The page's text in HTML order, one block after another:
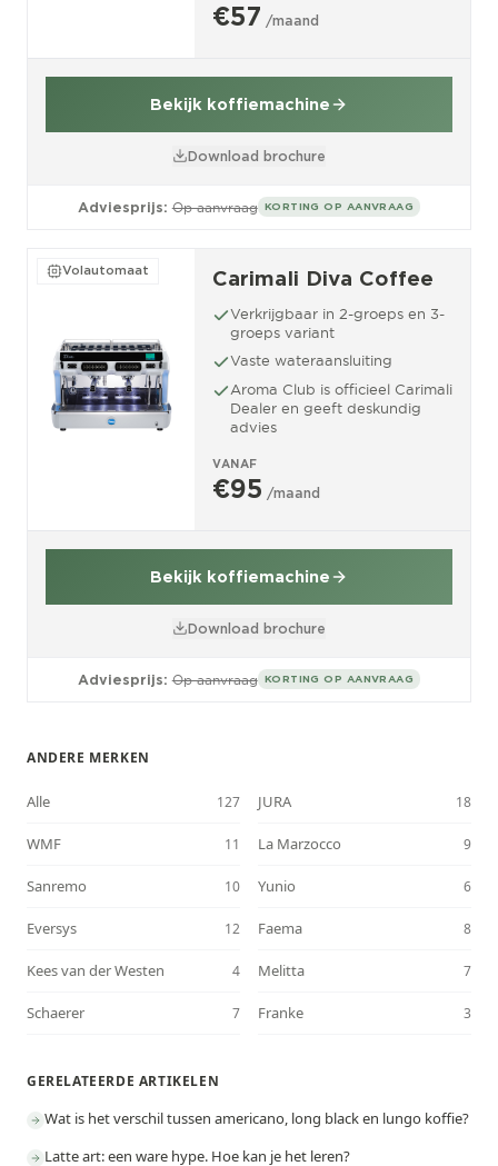
€57 /maand
Bekijk koffiemachine
Download brochure
Adviesprijs: Op aanvraag KORTING OP AANVRAAG
Volautomaat Carimali Diva Coffee
Verkrijgbaar in 2-groeps en 3-
groeps variant
Vaste wateraansluiting
Aroma Club is officieel Carimali
Dealer en geeft deskundig
advies
VANAF
€95 /maand
Bekijk koffiemachine
Download brochure
Adviesprijs: Op aanvraag KORTING OP AANVRAAG
ANDERE MERKEN
Alle 127 JURA 18
WMF 11 La Marzocco 9
Sanremo 10 Yunio 6
Eversys 12 Faema 8
Kees van der Westen 4 Melitta 7
Schaerer 7 Franke 3
GERELATEERDE ARTIKELEN
Wat is het verschil tussen americano, long black en lungo koffie?
Latte art: een ware hype. Hoe kan je het leren?